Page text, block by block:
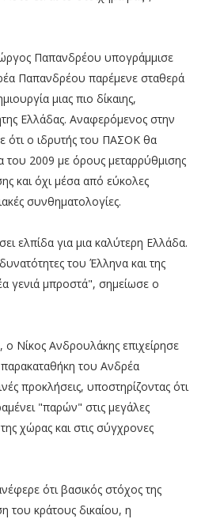
Παπανδρέου υπογράμμισε
Παπανδρέου παρέμενε σταθερά
μιας πιο δίκαιης,
Ελλάδας. Αναφερόμενος στην
ότι ο ιδρυτής του ΠΑΣΟΚ θα
του 2009 με όρους μεταρρύθμισης
και όχι μέσα από εύκολες
συνθηματολογίες.
ελπίδα για μια καλύτερη Ελλάδα.
του Έλληνα και της
γενιά μπροστά", σημείωσε ο
ο Νίκος Ανδρουλάκης επιχείρησε
του Ανδρέα
προκλήσεις, υποστηρίζοντας ότι
"παρών" στις μεγάλες
χώρας και στις σύγχρονες
ότι βασικός στόχος της
του κράτους δικαίου, η